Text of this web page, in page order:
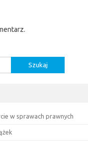
w sprawach prawnych